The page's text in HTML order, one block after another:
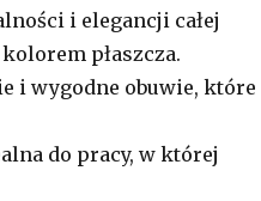
i elegancji całej
płaszcza.
i wygodne obuwie, które
do pracy, w której